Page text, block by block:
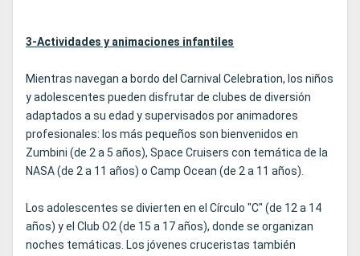
3-Actividades y animaciones infantiles
Mientras navegan a bordo del Carnival Celebration, los niños
y adolescentes pueden disfrutar de clubes de diversión
adaptados a su edad y supervisados por animadores
profesionales: los más pequeños son bienvenidos en
Zumbini (de 2 a 5 años), Space Cruisers con temática de la
NASA (de 2 a 11 años) o Camp Ocean (de 2 a 11 años).
Los adolescentes se divierten en el Círculo "C" (de 12 a 14
años) y el Club O2 (de 15 a 17 años), donde se organizan
noches temáticas. Los jóvenes cruceristas también